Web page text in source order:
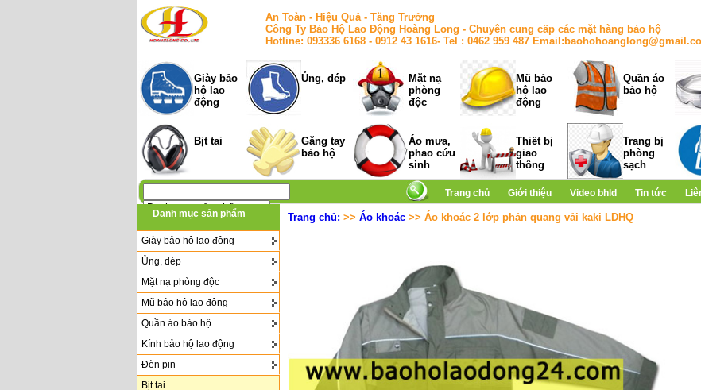
An Toàn - Hiệu Quả - Tăng Trưởng
Công Ty Bảo Hộ Lao Động Hoàng Long - Chuyên cung cấp các mặt hàng bảo hộ
Hotline: 093336 6168 - 0912 43 1616- Tel : 0462 959 487
Giày bảo
hộ lao
động
Ủng, dép
Mặt nạ
phòng
độc
Mũ bảo
hộ lao
động
Quần áo
bảo hộ
Bịt tai
Găng tay
bảo hộ
Áo mưa,
phao cứu
sinh
Thiết bị
giao
thông
Trang bị
phòng
sạch
Trang chủ Giới thiệu Video bhld Tin tức
Danh mục sản phẩm
Giày bảo hộ lao động
Ủng, dép
Mặt nạ phòng độc
Mũ bảo hộ lao động
Quần áo bảo hộ
Kính bảo hộ lao động
Đèn pin
Bịt tai
Trang chủ: >> Áo khoác >> Áo khoác 2 lớp phản quang vải kaki LDHQ